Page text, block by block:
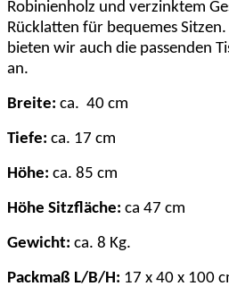
Robinienholz und verzinktem
Rücklatten für bequemes
bieten wir auch die passenden
an.
Breite: ca. 40 cm
Tiefe: ca. 17 cm
Höhe: ca. 85 cm
Höhe Sitzfläche: ca 47 cm
Gewicht: ca. 8 Kg.
Packmaß L/B/H: 17 x 40 x 100